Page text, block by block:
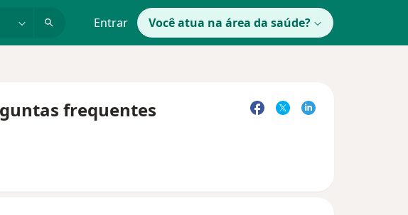
Entrar Você atua na área da saúde?
frequentes